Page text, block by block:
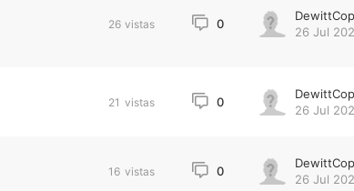
26 vistas 0
26 Jul
21 vistas 0
26 Jul
16 vistas 0
26 Jul